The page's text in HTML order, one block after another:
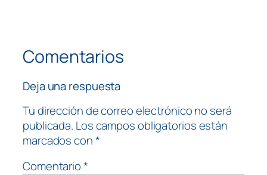
Comentarios
Deja una respuesta
Tu dirección de correo electrónico no será
publicada. Los campos obligatorios están
marcados con*
Comentario*